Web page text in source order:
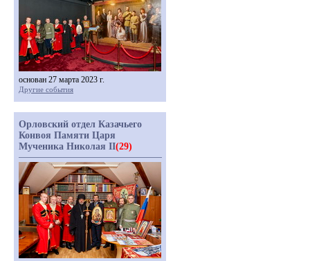
основан 27 марта 2023 г.
Другие события
Орловский отдел Казачьего
Конвоя Памяти Царя
Мученика Николая II(29)